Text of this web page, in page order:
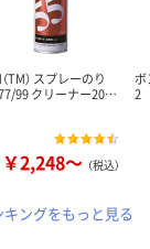
TM） スプレーのり
99 クリーナー20…
￥2,248～ （税込）
ボ
2
キングをもっと見る